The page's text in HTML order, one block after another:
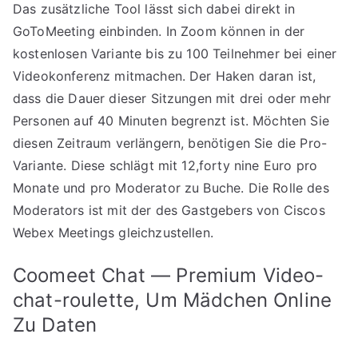
Das zusätzliche Tool lässt sich dabei direkt in
GoToMeeting einbinden. In Zoom können in der
kostenlosen Variante bis zu 100 Teilnehmer bei einer
Videokonferenz mitmachen. Der Haken daran ist,
dass die Dauer dieser Sitzungen mit drei oder mehr
Personen auf 40 Minuten begrenzt ist. Möchten Sie
diesen Zeitraum verlängern, benötigen Sie die Pro-
Variante. Diese schlägt mit 12,forty nine Euro pro
Monate und pro Moderator zu Buche. Die Rolle des
Moderators ist mit der des Gastgebers von Ciscos
Webex Meetings gleichzustellen.
Coomeet Chat — Premium Video-
chat-roulette, Um Mädchen Online
Zu Daten